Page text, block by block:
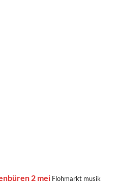
2 mei Flohmarkt musik